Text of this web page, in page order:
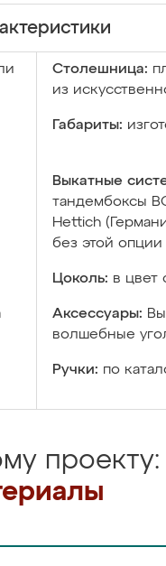
Столешница:
из
Габариты:
Выкатные
тандембоксы
Hettich
без этой опции
Цоколь: в цвет
Аксессуары:
волшебные
Ручки: по
проекту: